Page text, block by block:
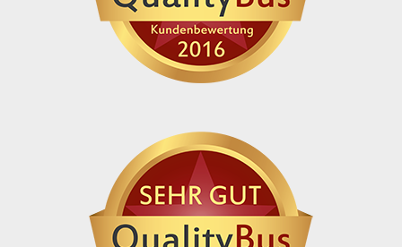
Wildeshausen, BAB Raststätte
„Wildeshausen“, Adresse: 27801
Dötlingen, Hunteweg 10 / 27801
Dötlingen, Hunteweg 11
Zustieg / Haltestelle
Wittmund Updorf, Betriebshof Janssen
Reisen, Adresse: 26409 Wittmund, Alter
Postweg 29